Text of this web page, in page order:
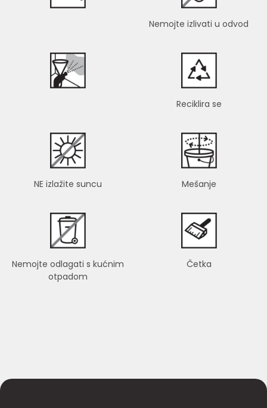
Nemojte izlivati u odvod
Reciklira se
NE izlažite suncu Mešanje
Nemojte odlagati s kućnim
otpadom
Četka